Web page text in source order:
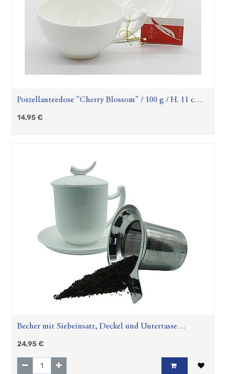
Porzellanteedose "Cherry Blossom" / 100 g / H. 11 cm /
D. 7 cm
14,95€
Becher mit Siebeinsatz, Deckel und Untertasse
"Epsilon"
24,95€